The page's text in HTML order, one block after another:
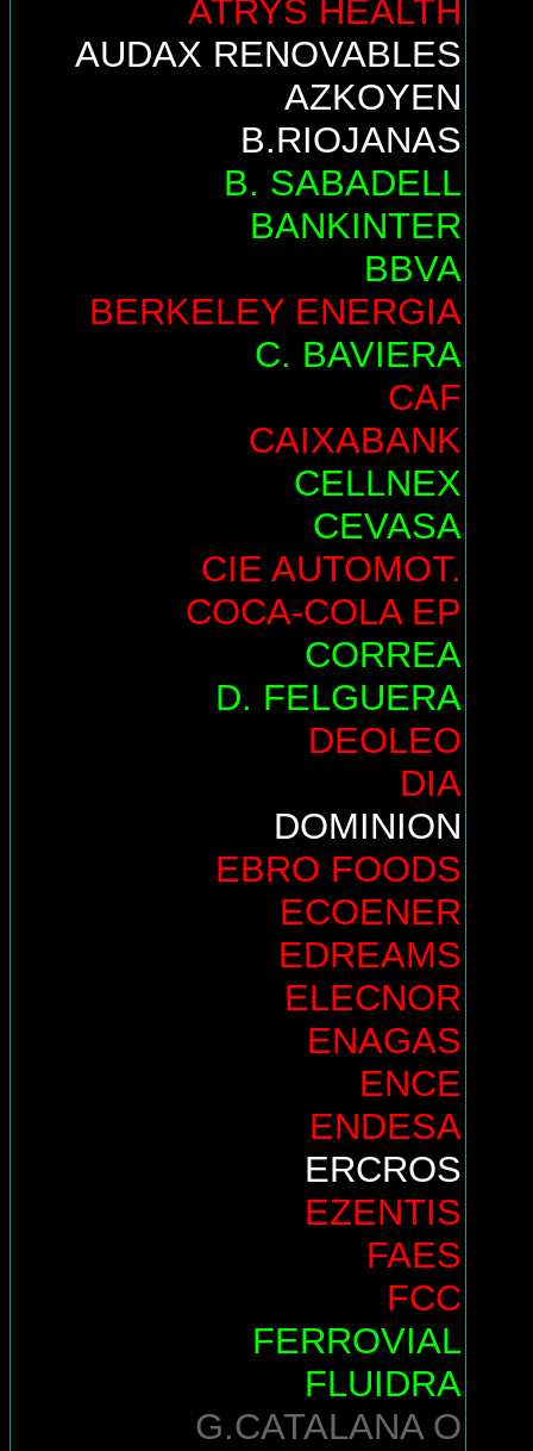
ATRYS HEALTH
AUDAX RENOVABLES
AZKOYEN
B.RIOJANAS
B. SABADELL
BANKINTER
BBVA
BERKELEY ENERGIA
C. BAVIERA
CAF
CAIXABANK
CELLNEX
CEVASA
CIE AUTOMOT.
COCA-COLA EP
CORREA
D. FELGUERA
DEOLEO
DIA
DOMINION
EBRO FOODS
ECOENER
EDREAMS
ELECNOR
ENAGAS
ENCE
ENDESA
ERCROS
EZENTIS
FAES
FCC
FERROVIAL
FLUIDRA
G.CATALANA O